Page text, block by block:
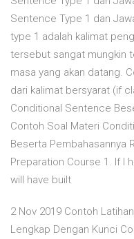
Sentence Type 1 dan
type 1 adalah kalimat
tersebut sangat mungkin
masa yang akan datang.
dari kalimat bersyarat (if
Conditional Sentence
Contoh Soal Materi
Beserta Pembahasannya
Preparation Course 1. If I
will have built
2 Nov 2019 Contoh
Lengkap Dengan Kunci